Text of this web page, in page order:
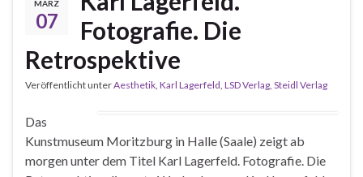
MÄRZ
07
Fotografie. Die
Retrospektive
Veröffentlicht unterAesthetik Karl Lagerfeld LSD Verlag Steidl Verlag
Das
Kunstmuseum Moritzburg in Halle (Saale) zeigt ab
morgen unter dem Titel Karl Lagerfeld. Fotografie. Die